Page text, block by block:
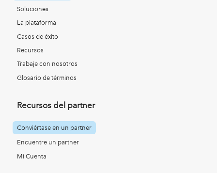
Soluciones
La plataforma
Casos de éxito
Recursos
Trabaje con nosotros
Glosario de términos
Recursos del partner
Conviértase en un partner
Encuentre un partner
Mi Cuenta